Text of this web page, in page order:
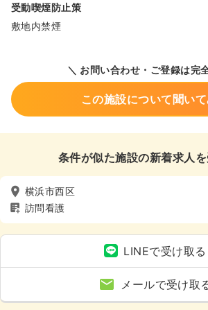
受動喫煙防止策
敷地内禁煙
＼ お問い合わせ・ご登録は完
この施設について聞い
条件が似た施設の新着求人
横浜市西区
訪問看護
LINEで受け取る
メールで受け取